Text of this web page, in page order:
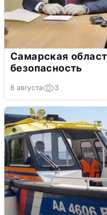
Самарская
безопасность
8 августа 3